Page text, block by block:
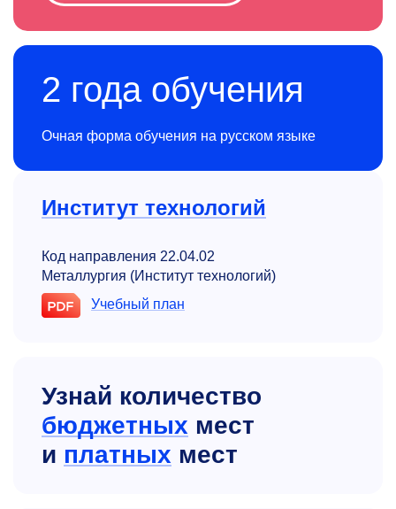
2 года обучения
Очная форма обучения на русском языке
Институт технологий
Код направления 22.04.02
Металлургия (Институт технологий)
Учебный план
Узнай количество
бюджетных мест
и платных мест